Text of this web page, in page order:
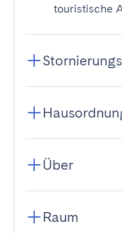
touristische
Über
Raum